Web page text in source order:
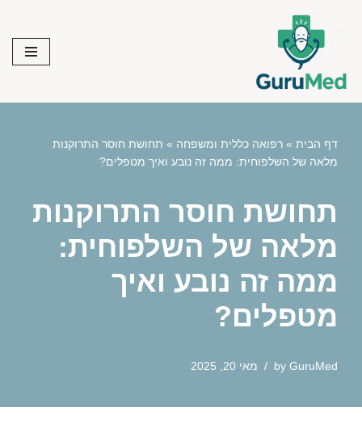
content
דף הבית » רפואה כללית ומשפחה » תחושת חוסר התרוקנות
מלאה של השלפוחית: ממה זה נובע ואיך מטפלים?
תחושת חוסר התרוקנות
מלאה של השלפוחית:
ממה זה נובע ואיך
מטפלים?
by GuruMed מאי 20, 2025